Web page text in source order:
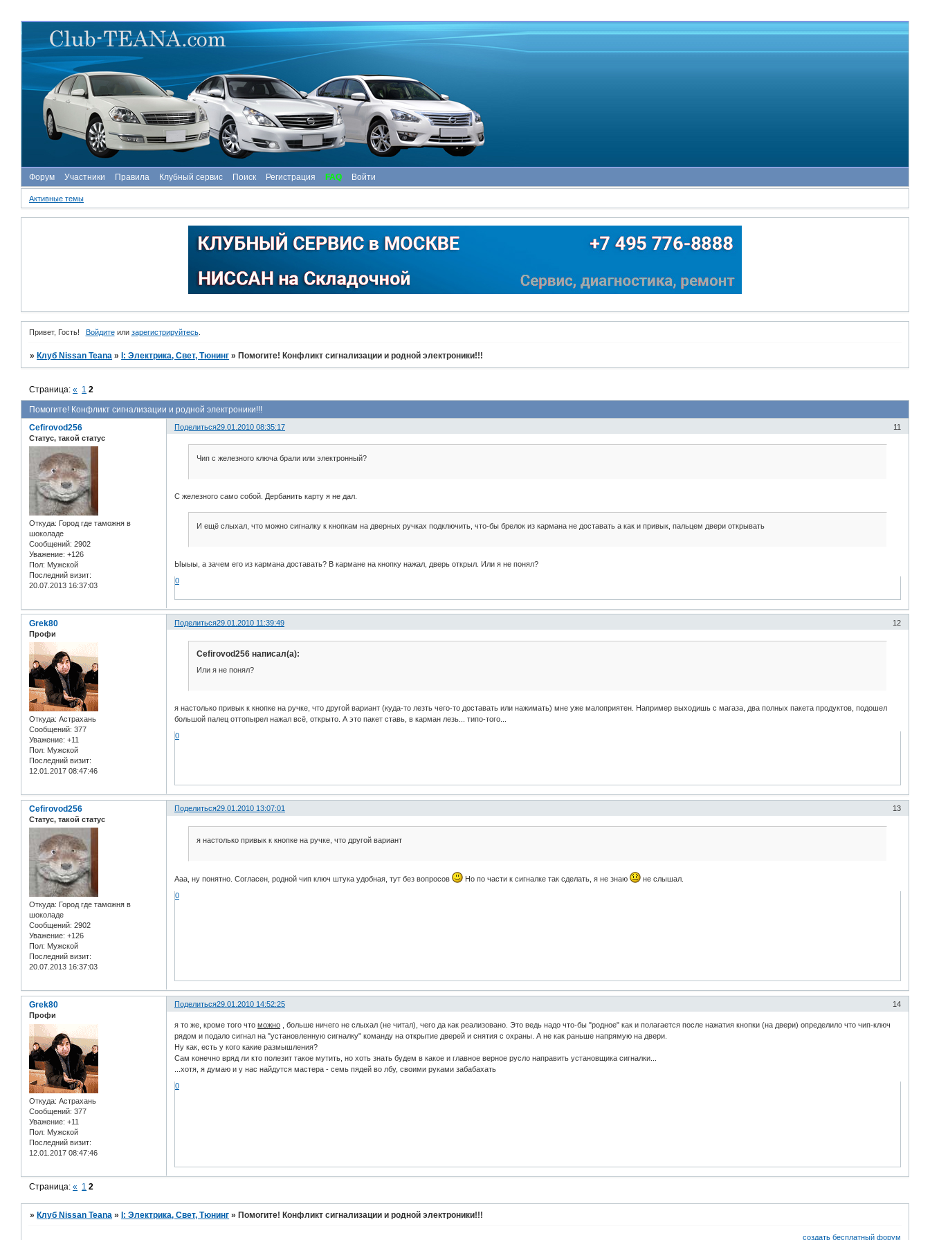
Форум Участники Правила Клубный сервис Поиск Регистрация FAQ Войти
Активные темы
Привет, Гость! Войдитеили зарегистрируйтесь.
» Клуб Nissan Teana » I: Электрика, Свет, Тюнинг » Помогите! Конфликт сигнализации и родной электроники!!!
Помогите! Конфликт сигнализации и родной электроники!!!
Страница:« 1 2
Поделиться 11
29.01.2010 08:35:17
Cefirovod256
Статус, такой статус
Откуда: Город где таможня в
шоколаде
Сообщений: 2902
Уважение: +126
Пол: Мужской
Последний визит:
20.07.2013 16:37:03
Чип с железного ключа брали или электронный?
С железного само собой. Дербанить карту я не дал.
И ещё слыхал, что можно сигналку к кнопкам на дверных ручках подключить, что-бы брелок из кармана не доставать а как и привык, пальцем двери открывать
Ыыыы, а зачем его из кармана доставать? В кармане на кнопку нажал, дверь открыл. Или я не понял?
0
Поделиться 12
29.01.2010 11:39:49
Grek80
Профи
Откуда: Астрахань
Сообщений: 377
Уважение: +11
Пол: Мужской
Последний визит:
12.01.2017 08:47:46
Cefirovod256 написал(а):
Или я не понял?
я настолько привык к кнопке на ручке, что другой вариант (куда-то лезть чего-то доставать или нажимать) мне уже малоприятен. Например выходишь с магаза, два полных пакета продуктов, подошел
большой палец оттопырел нажал всё, открыто. А это пакет ставь, в карман лезь... типо-того...
0
Поделиться 13
29.01.2010 13:07:01
Cefirovod256
Статус, такой статус
Откуда: Город где таможня в
шоколаде
Сообщений: 2902
Уважение: +126
Пол: Мужской
Последний визит:
20.07.2013 16:37:03
я настолько привык к кнопке на ручке, что другой вариант
Ааа, ну понятно. Согласен, родной чип ключ штука удобная, тут без вопросов Но по части к сигналке так сделать, я не знаю
не слышал.
0
Поделиться 14
29.01.2010 14:52:25
Grek80
Профи
Откуда: Астрахань
Сообщений: 377
Уважение: +11
Пол: Мужской
Последний визит:
12.01.2017 08:47:46
я то же, кроме того чтоможно , больше ничего не слыхал (не читал), чего да как реализовано. Это ведь надо что-бы "родное" как и полагается после нажатия кнопки (на двери) определило что чип-ключ
рядом и подало сигнал на "установленную сигналку" команду на открытие дверей и снятия с охраны. А не как раньше напрямую на двери.
Ну как, есть у кого какие размышления?
Сам конечно вряд ли кто полезит такое мутить, но хоть знать будем в какое и главное верное русло направить установщика сигналки...
...хотя, я думаю и у нас найдутся мастера - семь пядей во лбу, своими руками забабахать
0
Страница:« 1 2
» Клуб Nissan Teana » I: Электрика, Свет, Тюнинг » Помогите! Конфликт сигнализации и родной электроники!!!
создать бесплатный форум